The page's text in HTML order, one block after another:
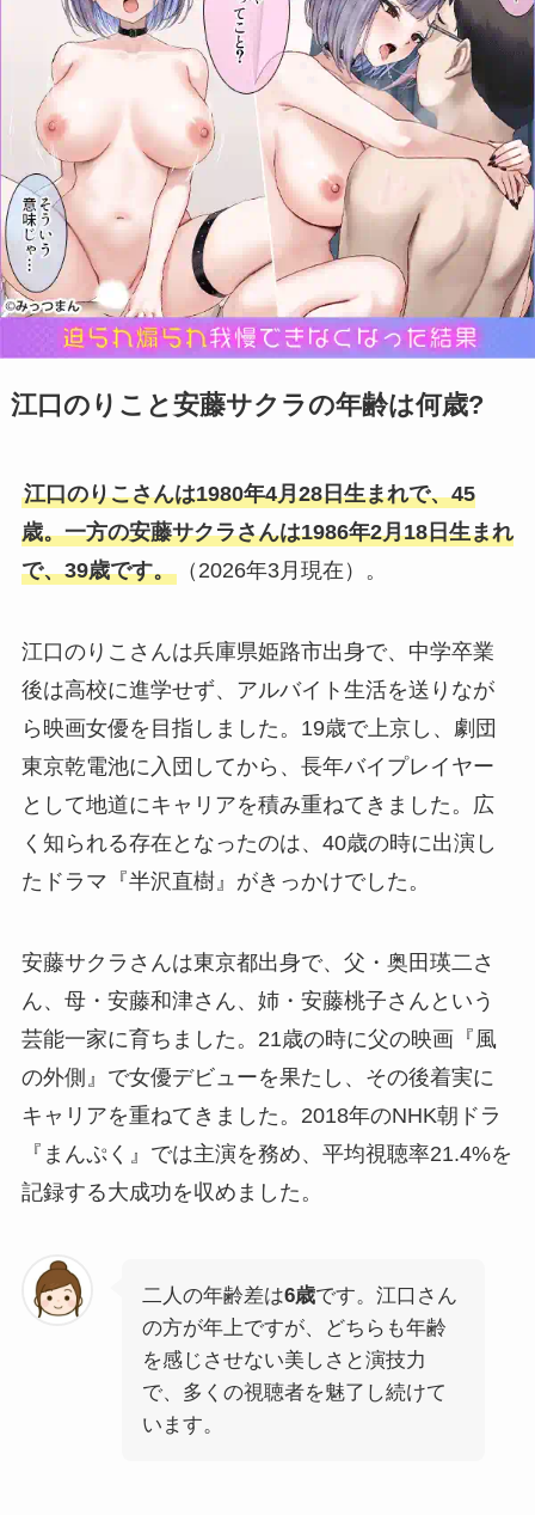
江口のりこと安藤サクラの年齢は何歳?
江口のりこさんは1980年4月28日生まれで、45
歳。一方の安藤サクラさんは1986年2月18日生まれ
で、39歳です。（2026年3月現在）。
江口のりこさんは兵庫県姫路市出身で、中学卒業
後は高校に進学せず、アルバイト生活を送りなが
ら映画女優を目指しました。19歳で上京し、劇団
東京乾電池に入団してから、長年バイプレイヤー
として地道にキャリアを積み重ねてきました。広
く知られる存在となったのは、40歳の時に出演し
たドラマ『半沢直樹』がきっかけでした。
安藤サクラさんは東京都出身で、父・奥田瑛二さ
ん、母・安藤和津さん、姉・安藤桃子さんという
芸能一家に育ちました。21歳の時に父の映画『風
の外側』で女優デビューを果たし、その後着実に
キャリアを重ねてきました。2018年のNHK朝ドラ
『まんぷく』では主演を務め、平均視聴率21.4%を
記録する大成功を収めました。
二人の年齢差は6歳です。江口さん
の方が年上ですが、どちらも年齢
を感じさせない美しさと演技力
で、多くの視聴者を魅了し続けて
います。